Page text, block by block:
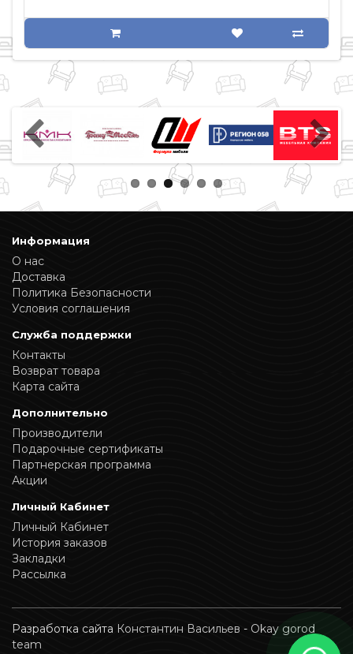
Информация
О нас
Доставка
Политика Безопасности
Условия соглашения
Служба поддержки
Контакты
Возврат товара
Карта сайта
Дополнительно
Производители
Подарочные сертификаты
Партнерская программа
Акции
Личный Кабинет
Личный Кабинет
История заказов
Закладки
Рассылка
Разработка сайта Константин Васильев - Okay gorod
team